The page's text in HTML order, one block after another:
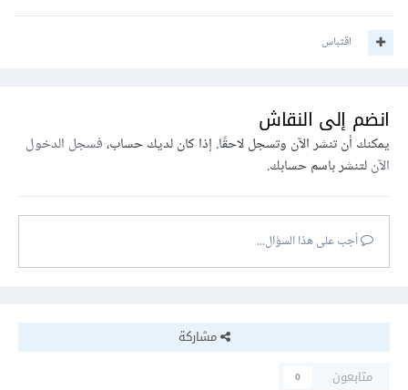
اقتباس
انضم إلى النقاش
يمكنك أن تنشر الآن وتسجل لاحقًا. إذا كان لديك حساب،فسجل الدخول
الآنلتنشر باسم حسابك.
أجب على هذا السؤال...
مشاركة
متابعون
0